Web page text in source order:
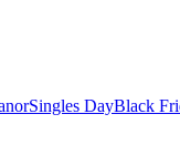
Singles DayBlack